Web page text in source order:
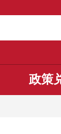
政策